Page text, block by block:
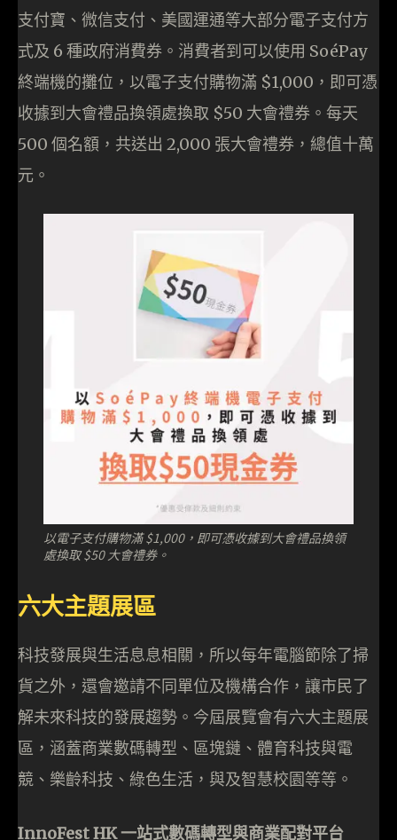
支付寶、微信支付、美國運通等大部分電子支付方
式及 6 種政府消費券。消費者到可以使用 SoéPay
終端機的攤位，以電子支付購物滿 $1,000，即可憑
收據到大會禮品換領處換取 $50 大會禮券。每天
500 個名額，共送出 2,000 張大會禮券，總值十萬
元。
以電子支付購物滿 $1,000，即可憑收據到大會禮品換領
處換取 $50 大會禮券。
六大主題展區
科技發展與生活息息相關，所以每年電腦節除了掃
貨之外，還會邀請不同單位及機構合作，讓市民了
解未來科技的發展趨勢。今屆展覽會有六大主題展
區，涵蓋商業數碼轉型、區塊鏈、體育科技與電
競、樂齡科技、綠色生活，與及智慧校園等等。
InnoFest HK 一站式數碼轉型與商業配對平台